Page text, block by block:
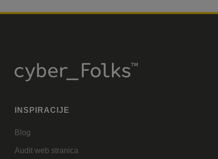
INSPIRACIJE
Blog
Audit web stranica